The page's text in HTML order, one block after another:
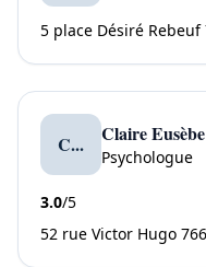
5 place Désiré Rebeuf
C... Claire
Psychologue
3.0/5
52 rue Victor Hugo